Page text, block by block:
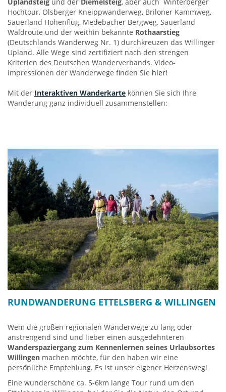
Hochtour, Olsberger Kneippwanderweg, Briloner Kammweg,
Sauerland Höhenflug, Medebacher Bergweg, Sauerland
Waldroute und der weithin bekannte Rothaarstieg
(Deutschlands Wanderweg Nr. 1) durchkreuzen das Willinger
Upland. Alle Wege sind zertifiziert nach den strengen
Kriterien des Deutschen Wanderverbands. Video-
Impressionen der Wanderwege finden Sie hier!
Mit der Interaktiven Wanderkarte können Sie sich Ihre
Wanderung ganz individuell zusammenstellen:
RUNDWANDERUNG ETTELSBERG & WILLINGEN
Wem die großen regionalen Wanderwege zu lang oder
anstrengend sind und lieber einen ausgedehnteren
Wanderspaziergang zum Kennenlernen seines Urlaubsortes
Willingen machen möchte, für den haben wir eine
persönliche Empfehlung. Es ist unser eigener Herzensweg!
Eine wunderschöne ca. 5-6km lange Tour rund um den